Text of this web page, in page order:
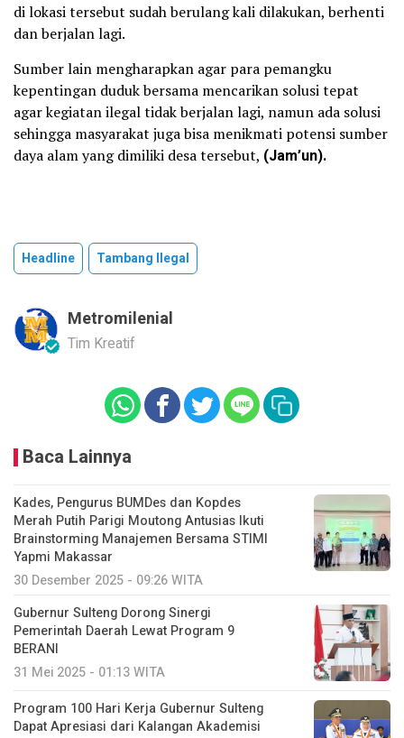
di lokasi tersebut sudah berulang kali dilakukan, berhenti
dan berjalan lagi.
Sumber lain mengharapkan agar para pemangku
kepentingan duduk bersama mencarikan solusi tepat
agar kegiatan ilegal tidak berjalan lagi, namun ada solusi
sehingga masyarakat juga bisa menikmati potensi sumber
daya alam yang dimiliki desa tersebut, (Jam’un).
Headline Tambang Ilegal
Metromilenial
Tim Kreatif
Baca Lainnya
Kades, Pengurus BUMDes dan Kopdes
Merah Putih Parigi Moutong Antusias Ikuti
Brainstorming Manajemen Bersama STIMI
Yapmi Makassar
30 Desember 2025 - 09:26 WITA
Gubernur Sulteng Dorong Sinergi
Pemerintah Daerah Lewat Program 9
BERANI
31 Mei 2025 - 01:13 WITA
Program 100 Hari Kerja Gubernur Sulteng
Dapat Apresiasi dari Kalangan Akademisi